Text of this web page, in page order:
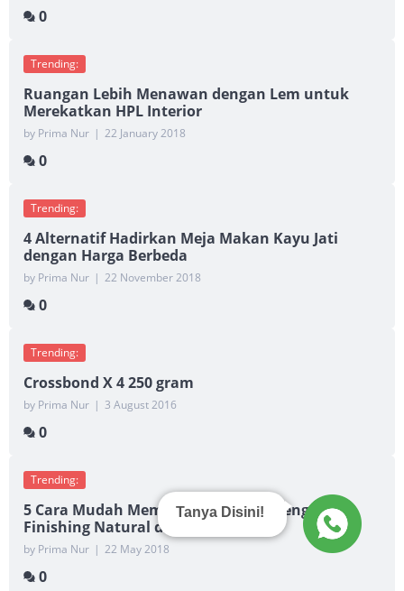
0
Trending:
Ruangan Lebih Menawan dengan Lem untuk
Merekatkan HPL Interior
by Prima Nur | 22 January 2018
0
Trending:
4 Alternatif Hadirkan Meja Makan Kayu Jati
dengan Harga Berbeda
by Prima Nur | 22 November 2018
0
Trending:
Crossbond X 4 250 gram
by Prima Nur | 3 August 2016
0
Trending:
5 Cara Mudah Membuat Furniture dengan
Finishing Natural dan Food Grade
by Prima Nur | 22 May 2018
0
Tanya Disini!